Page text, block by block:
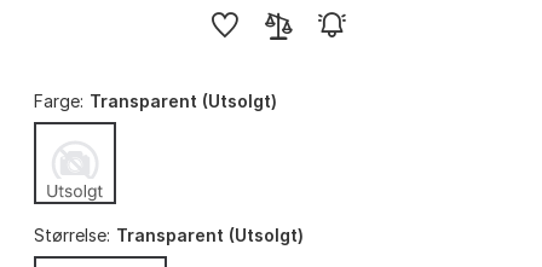
Farge: Transparent (Utsolgt)
Størrelse: Transparent (Utsolgt)